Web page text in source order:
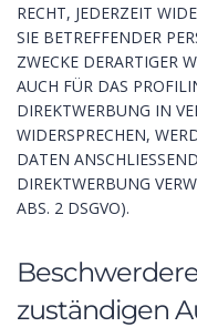
RECHT, JEDERZEIT
SIE BETREFFENDER
ZWECKE DERARTIGER
AUCH FÜR DAS
DIREKTWERBUNG IN
WIDERSPRECHEN,
DATEN
DIREKTWERBUNG
ABS. 2 DSGVO).
zuständigen